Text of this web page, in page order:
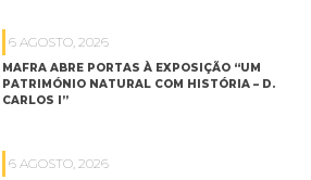
6 AGOSTO, 2026
MAFRA ABRE PORTAS À EXPOSIÇÃO “UM
PATRIMÓNIO NATURAL COM HISTÓRIA – D.
CARLOS I”
6 AGOSTO, 2026